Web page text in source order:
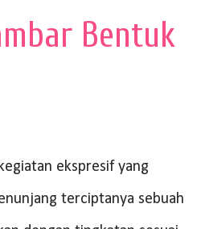
Bentuk
ekspresif yang
terciptanya sebuah